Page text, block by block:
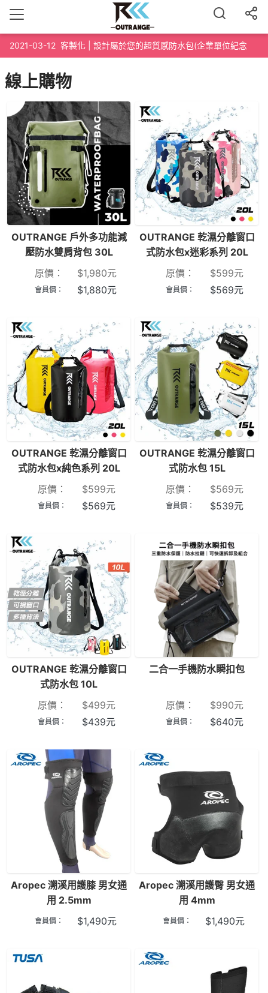
2021-03-12 客製化 | 設計屬於您的超質感防水包(企業單位紀念
線上購物
OUTRANGE 戶外多功能減
壓防水雙肩背包 30L
原價：
$1,980元
會員價： $1,880元
OUTRANGE 乾濕分離窗口
式防水包x迷彩系列 20L
原價：
$599元
會員價： $569元
OUTRANGE 乾濕分離窗口
式防水包x純色系列 20L
原價：
$599元
會員價： $569元
OUTRANGE 乾濕分離窗口
式防水包 15L
原價：
$569元
會員價： $539元
OUTRANGE 乾濕分離窗口
式防水包 10L
原價：
$499元
會員價： $439元
二合一手機防水瞬扣包
原價： $990元
會員價： $640元
Aropec 溯溪用護膝 男女通
用 2.5mm
會員價： $1,490元
Aropec 溯溪用護臀 男女通
用 4mm
會員價： $1,490元